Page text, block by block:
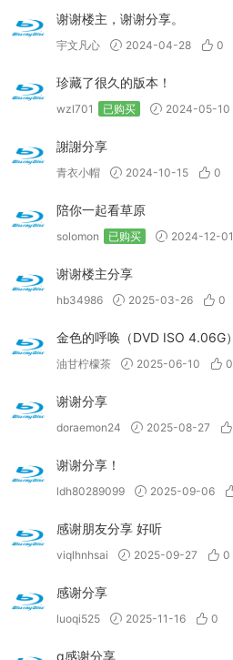
谢谢楼主，谢谢分享。
宇文凡心 2024-04-28 0
珍藏了很久的版本！
wzl701 已购买 2024-05-10
謝謝分享
青衣小帽 2024-10-15 0
陪你一起看草原
solomon 已购买 2024-12-01
谢谢楼主分享
hb34986 2025-03-26 0
金色的呼唤（DVD ISO 4.06G）
油甘柠檬茶 2025-06-10 0
谢谢分享
doraemon24 2025-08-27
谢谢分享！
ldh80289099 2025-09-06
感谢朋友分享 好听
viqlhnhsai 2025-09-27 0
感谢分享
luoqi525 2025-11-16 0
q感谢分享